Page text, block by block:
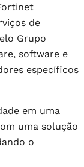
de
Grupo
software e
específicos
em uma
uma solução
o